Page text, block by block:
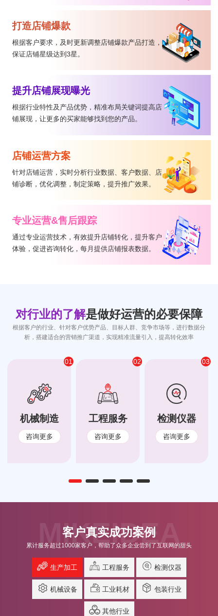
打造店铺爆款
根据客户要求，及时更新调整店铺爆款产品打造，
保证店铺星级达到3星。
提升店铺展现曝光
根据行业特性及产品优势，精准布局关键词提高店
铺展现，让更多的买家能够找到您的产品。
店铺运营方案
针对店铺运营，实时分析行业数据、客户数据、店
铺诊断，优化调整，制定策略，提升推广效果。
专业运营&售后跟踪
通过专业运营技术，有效提升店铺转化，提升客户
体验，促进咨询转化，每月提供店铺报表数据。
对行业的了解是做好运营的必要保障
根据客户的行业、针对客户优势产品、目标人群、竞争市场等，进行数据分
析，搭建适合的营销推广渠道，实现精准流量引入，提高转化效率
01
机械制造
咨询更多
02
工程服务
咨询更多
03
检测仪器
咨询更多
客户真实成功案例
累计服务超过1000家客户，帮助了众多企业尝到了互联网的甜头
MIKEIDEA
生产加工 工程服务 检测仪器
机械设备 工业耗材 包装行业
其他行业